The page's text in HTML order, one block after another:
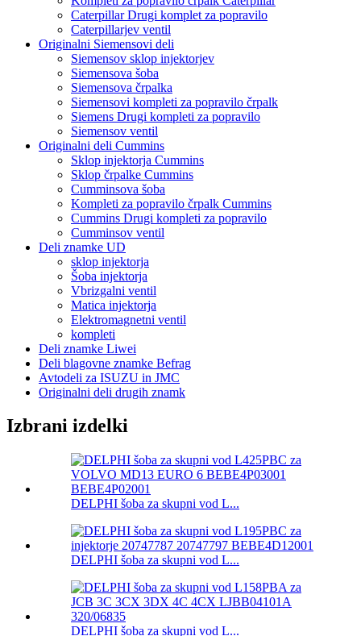
Caterpillar Drugi komplet za popravilo
Caterpillarjev ventil
Originalni Siemensovi deli
Siemensov sklop injektorjev
Siemensova šoba
Siemensova črpalka
Siemensovi kompleti za popravilo črpalk
Siemens Drugi kompleti za popravilo
Siemensov ventil
Originalni deli Cummins
Sklop injektorja Cummins
Sklop črpalke Cummins
Cumminsova šoba
Kompleti za popravilo črpalk Cummins
Cummins Drugi kompleti za popravilo
Cumminsov ventil
Deli znamke UD
sklop injektorja
Šoba injektorja
Vbrizgalni ventil
Matica injektorja
Elektromagnetni ventil
kompleti
Deli znamke Liwei
Deli blagovne znamke Befrag
Avtodeli za ISUZU in JMC
Originalni deli drugih znamk
Izbrani izdelki
DELPHI šoba za skupni vod L...
DELPHI šoba za skupni vod L...
DELPHI šoba za skupni vod L...